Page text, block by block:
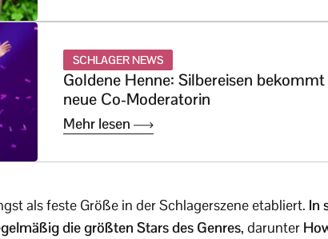
SCHLAGER NEWS
Goldene Henne: Silbereisen bekommt
neue Co-Moderatorin
Mehr lesen
als feste Größe in der Schlagerszene etabliert. In
die größten Stars des Genres, darunter